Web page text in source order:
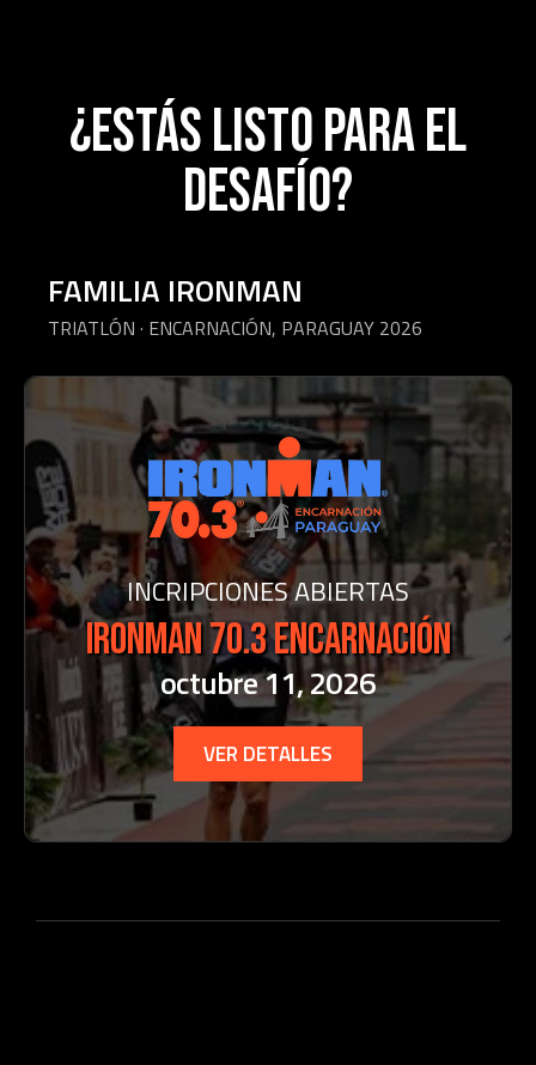
¿Estás listo PARA EL
DESAFÍO?
FAMILIA IRONMAN
TRIATLÓN · ENCARNACIÓN, PARAGUAY 2026
INCRIPCIONES ABIERTAS
ironman 70.3 encarnación
octubre 11, 2026
VER DETALLES